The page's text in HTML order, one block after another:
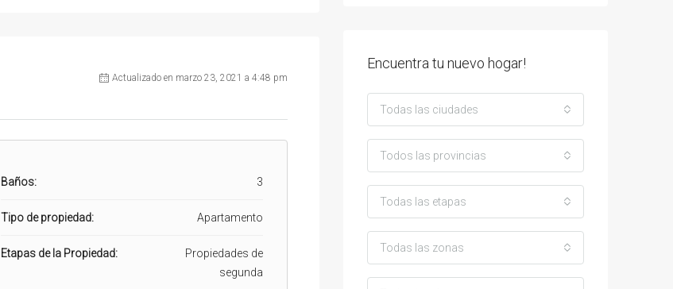
Actualizado en marzo 23, 2021 a 4:48 pm
Baños: 3
Tipo de propiedad: Apartamento
Etapas de la Propiedad:
Propiedades de
segunda
Encuentra tu nuevo hogar!
Todas las ciudades
Todos las provincias
Todas las etapas
Todas las zonas